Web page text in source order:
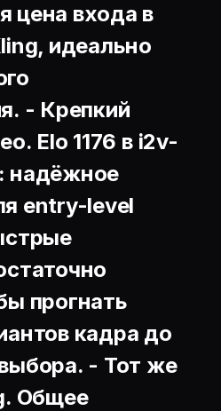
цена входа в
идеально
- Крепкий
Elo 1176 в i2v-
надёжное
entry-level
прогнать
кадра до
- Тот же
Общее